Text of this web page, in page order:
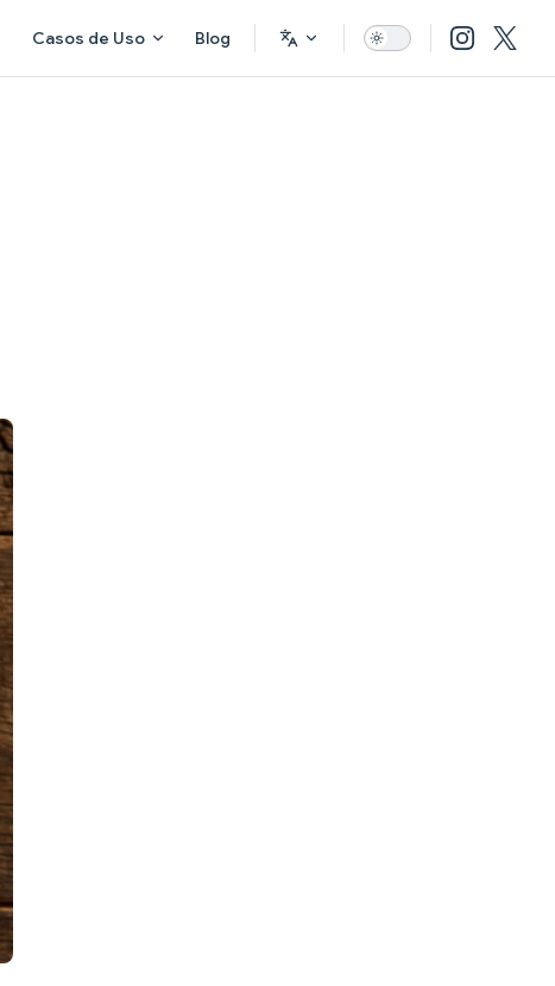
Casos de Uso Blog